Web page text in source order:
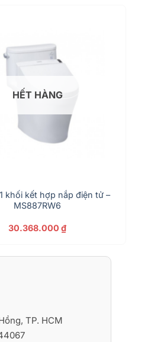
HẾT HÀNG
khối kết hợp nắp điện tử –
MS887RW6
30.368.000 ₫
TP. HCM